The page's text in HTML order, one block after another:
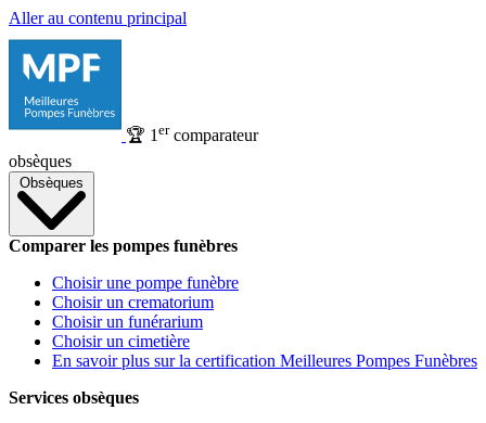
Aller au contenu principal
🏆 1 ercomparateur
obsèques
Obsèques
Comparer les pompes funèbres
Choisir une pompe funèbre
Choisir un crematorium
Choisir un funérarium
Choisir un cimetière
En savoir plus sur la certification Meilleures Pompes Funèbres
Services obsèques